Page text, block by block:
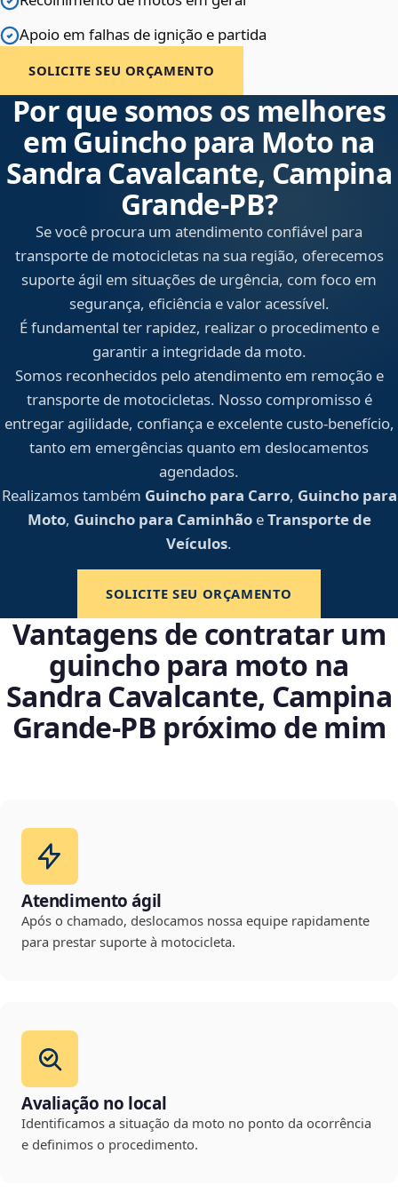
Apoio em falhas de ignição e partida
SOLICITE SEU ORÇAMENTO
Por que somos os melhores
em Guincho para Moto na
Sandra Cavalcante, Campina
Grande‑PB?
Se você procura um atendimento confiável para
transporte de motocicletas na sua região, oferecemos
suporte ágil em situações de urgência, com foco em
segurança, eficiência e valor acessível.
É fundamental ter rapidez, realizar o procedimento e
garantir a integridade da moto.
Somos reconhecidos pelo atendimento em remoção e
transporte de motocicletas. Nosso compromisso é
entregar agilidade, confiança e excelente custo-benefício,
tanto em emergências quanto em deslocamentos
agendados.
Realizamos também Guincho para Carro, Guincho para
Moto, Guincho para CaminhãoeTransporte de
Veículos.
SOLICITE SEU ORÇAMENTO
Vantagens de contratar um
guincho para moto na
Sandra Cavalcante, Campina
Grande‑PB próximo de mim
Atendimento ágil
Após o chamado, deslocamos nossa equipe rapidamente
para prestar suporte à motocicleta.
Avaliação no local
Identificamos a situação da moto no ponto da ocorrência
e definimos o procedimento.